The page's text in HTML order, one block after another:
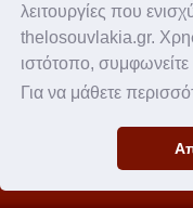
λειτουργίες που
thelosouvlakia.gr.
ιστότοπο,
Για να μάθετε
ΣΑΝΤΟΥΙΤΣ ΝΤΟΝΕΡ
πίτα, κιμάς
ΣΑΝΤΟΥΙΤΣ